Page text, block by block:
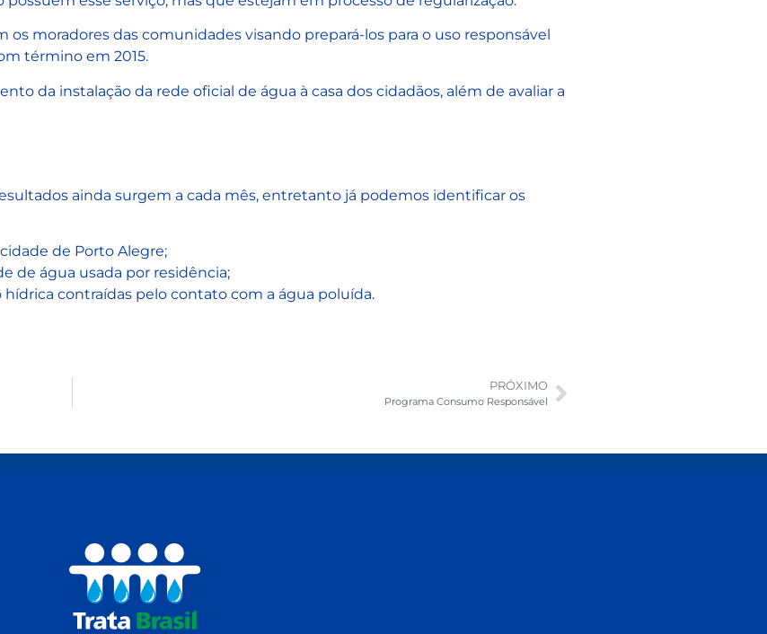
moradores das comunidades visando prepará-los para o uso responsável
término em 2015.
da instalação da rede oficial de água à casa dos cidadãos, além de avaliar a
ainda surgem a cada mês, entretanto já podemos identificar os
de Porto Alegre;
de água usada por residência;
contraídas pelo contato com a água poluída.
PRÓXIMO
Programa Consumo Responsável